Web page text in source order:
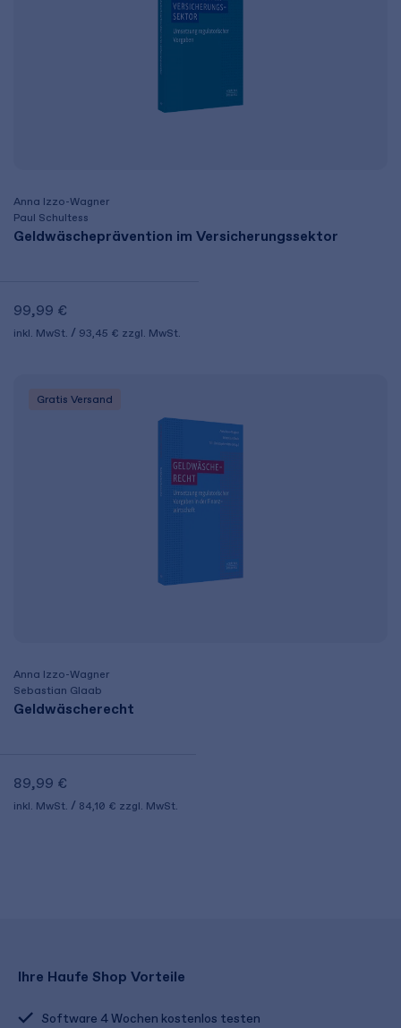
Anna Izzo-Wagner
Paul Schultess
Geldwäscheprävention im Versicherungssektor
99,99 €
inkl. MwSt. 93,45 € zzgl. MwSt.
Gratis Versand
Anna Izzo-Wagner
Sebastian Glaab
Geldwäscherecht
89,99 €
inkl. MwSt. 84,10 € zzgl. MwSt.
Ihre Haufe Shop Vorteile
Software 4 Wochen kostenlos testen